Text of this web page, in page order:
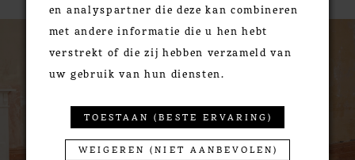
Products
Carousel
PAUSE AUTOPLAY
PREVIOUS SLIDE
en analyspartner die deze kan combineren
met andere informatie die u hen hebt
verstrekt of die zij hebben verzameld van
uw gebruik van hun diensten.
TOESTAAN (BESTE ERVARING)
WEIGEREN (NIET AANBEVOLEN)